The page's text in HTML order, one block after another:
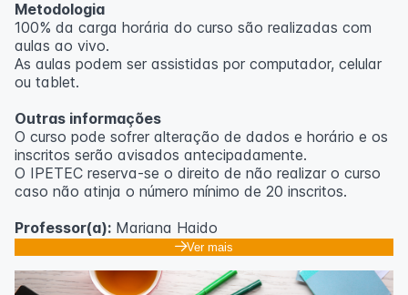
Metodologia
100% da carga horária do curso são realizadas com
aulas ao vivo.
As aulas podem ser assistidas por computador, celular
ou tablet.
Outras informações
O curso pode sofrer alteração de dados e horário e os
inscritos serão avisados ​​antecipadamente.
O IPETEC reserva-se o direito de não realizar o curso
caso não atinja o número mínimo de 20 inscritos.
Professor(a): Mariana Haido
Ver mais